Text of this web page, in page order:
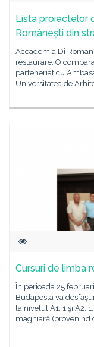
Lista proiectelor
Românești din
Accademia Di
restaurare: O
parteneriat cu
Universitatea de
Cursuri de limba
În perioada 25
Budapesta va
la nivelul A1. 1 şi A2.
maghiară (provenind